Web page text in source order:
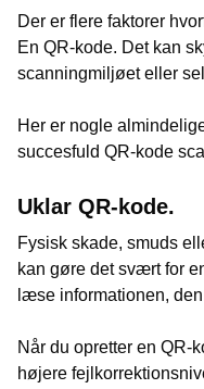
Der er flere faktorer
En QR-kode. Det kan
scanningmiljøet eller
Her er nogle
succesfuld QR-kode
Uklar QR-kode.
Fysisk skade, smuds
kan gøre det svært for
læse informationen,
Når du opretter en QR-
højere